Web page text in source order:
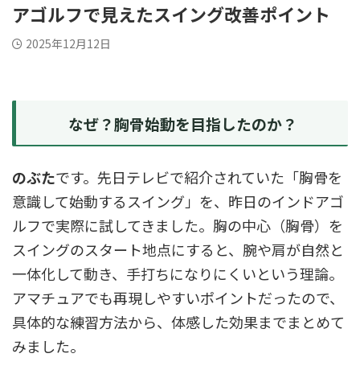
アゴルフで見えたスイング改善ポイント
2025年12月12日
なぜ？胸骨始動を目指したのか？
のぶたです。先日テレビで紹介されていた「胸骨を
意識して始動するスイング」を、昨日のインドアゴ
ルフで実際に試してきました。胸の中心（胸骨）を
スイングのスタート地点にすると、腕や肩が自然と
一体化して動き、手打ちになりにくいという理論。
アマチュアでも再現しやすいポイントだったので、
具体的な練習方法から、体感した効果までまとめて
みました。